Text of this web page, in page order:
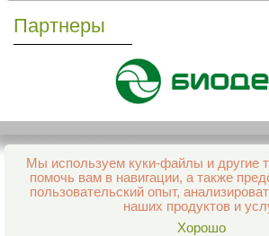
Партнеры
Мы используем куки-файлы и другие
помочь вам в навигации, а также
пользовательский опыт,
наших продуктов и
Хорошо
Все права защищены и охраняются законом
© 2013–2026 Интернет-аптека Фармация
support@aptekapenza.ru
Телефон: Служба обработки заказов 99-98-28